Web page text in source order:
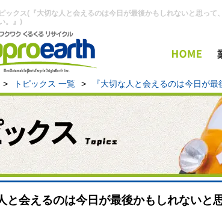
ックス(『大切な人と会えるのは今日が最後かもしれないと思って
。』)
> トピックス 一覧 > 『大切な人と会えるのは今日が
と会えるのは今日が最後かもしれないと